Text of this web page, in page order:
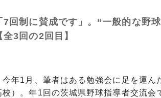
7回制に賛成です」。“一般的な野
全3回の2回目】
年1月、筆者はある勉強会に足を運
校）。年1回の茨城県野球指導者交流会